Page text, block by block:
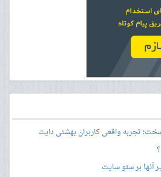
سخت؛ تجربه واقعی کاربران بهشتی دایت
آنها بر سئو سایت